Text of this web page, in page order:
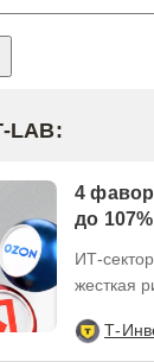
LAB:
4
до
ИТ-
жесткая
Т-